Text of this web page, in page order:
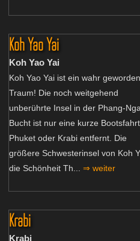
Koh Yao Yai
Koh Yao Yai
Koh Yao Yai ist ein wahr
Traum! Die noch weitgehend
unberührte Insel in der Phang-
Bucht ist nur eine kurze
Phuket oder Krabi entfernt. Die
größere Schwesterinsel von Koh
die Schönheit Th... ⇒ weiter
Krabi
Krabi